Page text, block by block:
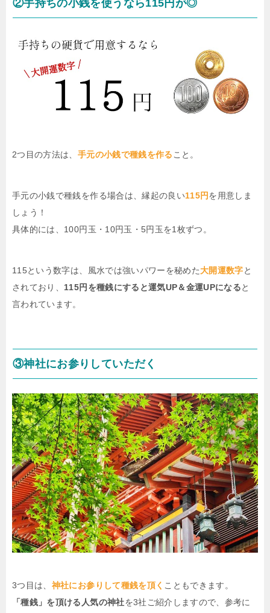
②手持ちの小銭を使うなら115円が◎
2つ目の方法は、 手元の小銭で種銭を作る こと。
手元の小銭で種銭を作る場合は、縁起の良い115円を用意しま
しょう！
具体的には、100円玉・10円玉・5円玉を1枚ずつ。
115という数字は、風水では強いパワーを秘めた大開運数字と
されており、 115円を種銭にすると運気UP＆金運UPになると
言われています。
③神社にお参りしていただく
3つ目は、 神社にお参りして種銭を頂く こともできます。
「種銭」を頂ける人気の神社を3社ご紹介しますので、参考に